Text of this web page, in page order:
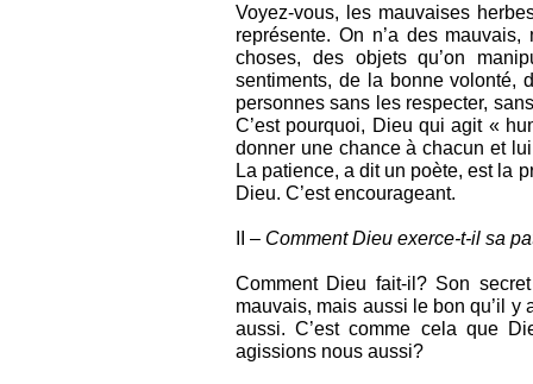
Voyez-vous, les mauvaises
représente. On n’a des
choses, des objets qu’on
sentiments, de la bonne volonté,
personnes sans les respecter,
C’est pourquoi, Dieu qui agit «
donner une chance à chacun et
La patience, a dit un poète, est la
Dieu. C’est encourageant.
II – Comment Dieu exerce-t-il sa
Comment Dieu fait-il? Son
mauvais, mais aussi le bon qu’il
aussi. C’est comme cela que
agissions nous aussi?